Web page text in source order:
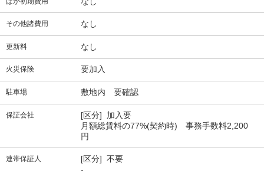
その他諸費用 なし
更新料 なし
火災保険 要加入
駐車場 敷地内 要確認
保証会社
[区分] 加入要
月額総賃料の77%(契約時) 事務手数料2,200
円
連帯保証人
[区分] 不要
-